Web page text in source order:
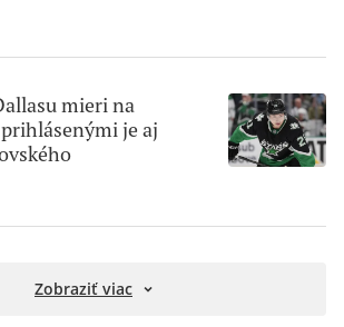
mieri na
je aj
Zobraziť viac